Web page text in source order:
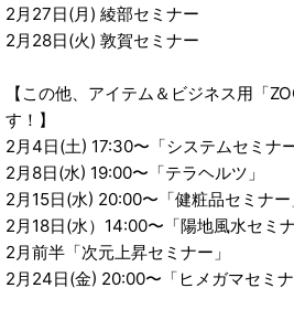
2月27日(月) 綾部セミナー
2月28日(火) 敦賀セミナー
【この他、アイテム＆ビジネス用「
す！】
2月4日(土) 17:30〜「システムセミナー
2月8日(水) 19:00〜「テラヘルツ」
2月15日(水) 20:00〜「健粧品セミナー
2月18日(水）14:00〜「陽地風水セミナ
2月前半「次元上昇セミナー」
2月24日(金) 20:00〜「ヒメガマセミナ